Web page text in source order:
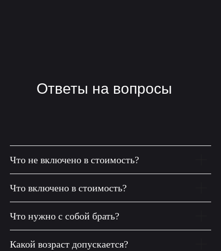
Ответы на вопросы
Что не включено в стоимость?
Что включено в стоимость?
Что нужно с собой брать?
Какой возраст допускается?